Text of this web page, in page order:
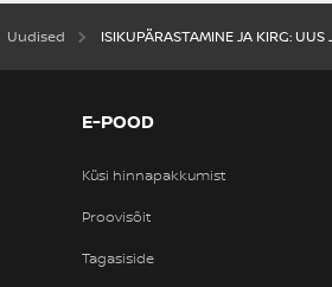
Uudised ISIKUPÄRASTAMINE JA KIRG: UUS
E-POOD
Küsi hinnapakkumist
Proovisõit
Tagasiside